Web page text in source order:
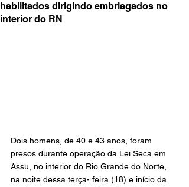
habilitados dirigindo embriagados no
interior do RN
Dois homens, de 40 e 43 anos, foram
presos durante operação da Lei Seca em
Assu, no interior do Rio Grande do Norte,
na noite dessa terça- feira (18) e início da